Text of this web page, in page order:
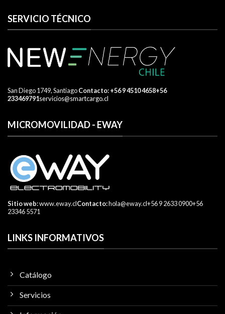
SERVICIO TÉCNICO
San Diego 1749, Santiago​ Contacto:+56 9 4510 4658+56
233469791servicios@smartcargo.cl
MICROMOVILIDAD - EWAY
Sitio web:www.eway.clContacto:hola@eway.cl+56 9 2633 0900+56
23346 5571
LINKS INFORMATIVOS
Catálogo
Servicios